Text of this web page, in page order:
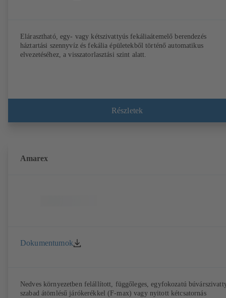
Elárasztható, egy- vagy kétszivattyús fekáliaátemelő berendezés
háztartási szennyvíz és fekália épületekből történő automatikus
elvezetéséhez, a visszatorlasztási szint alatt.
Részletek
Amarex
Dokumentumok
Nedves környezetben felállított, függőleges, egyfokozatú
szabad átömlésű járókerékkel (F-max) vagy nyitott kétcsatornás